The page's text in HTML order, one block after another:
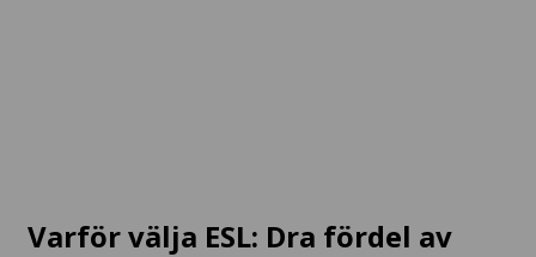
Varför välja ESL: Dra fördel av